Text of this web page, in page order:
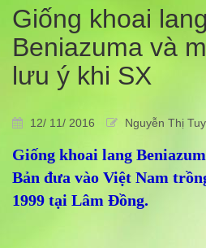
Giống khoai
Beniazuma và
lưu ý khi SX
12/ 11/ 2016 Nguyễn Thị
Giống khoai lang
Bản đưa vào Việt Nam
1999 tại Lâm Đồng.